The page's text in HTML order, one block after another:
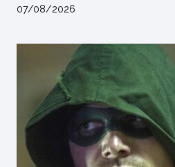
07/08/2026